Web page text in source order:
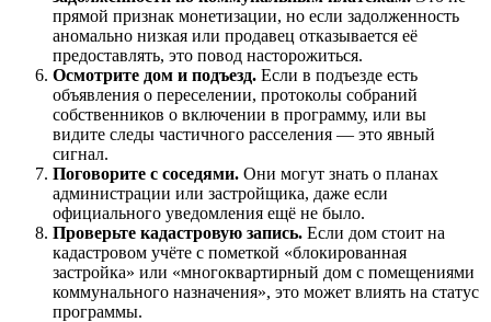
прямой признак монетизации, но если задолженность
аномально низкая или продавец отказывается её
предоставлять, это повод насторожиться.
Осмотрите дом и подъезд. Если в подъезде есть
объявления о переселении, протоколы собраний
собственников о включении в программу, или вы
видите следы частичного расселения — это явный
сигнал.
Поговорите с соседями. Они могут знать о планах
администрации или застройщика, даже если
официального уведомления ещё не было.
Проверьте кадастровую запись. Если дом стоит на
кадастровом учёте с пометкой «блокированная
застройка» или «многоквартирный дом с помещениями
коммунального назначения», это может влиять на статус
программы.